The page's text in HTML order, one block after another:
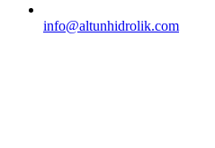
info@altunhidrolik.com